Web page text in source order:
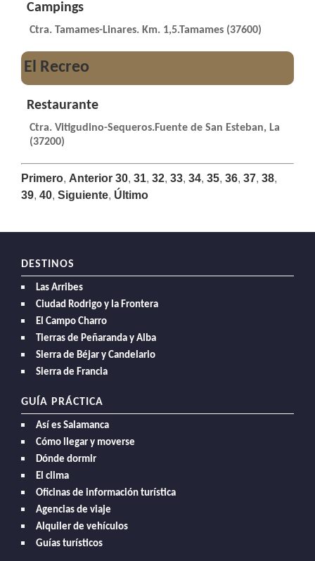
Campings
Ctra. Tamames-Linares. Km. 1,5.Tamames (37600)
El Recreo
Restaurante
Ctra. Vitigudino-Sequeros.Fuente de San Esteban, La
(37200)
Primero, Anterior 30, 31, 32, 33, 34, 35, 36, 37, 38,
39, 40, Siguiente, Último
DESTINOS
Las Arribes
Ciudad Rodrigo y la Frontera
El Campo Charro
Tierras de Peñaranda y Alba
Sierra de Béjar y Candelario
Sierra de Francia
GUÍA PRÁCTICA
Así es Salamanca
Cómo llegar y moverse
Dónde dormir
El clima
Oficinas de información turística
Agencias de viaje
Alquiler de vehículos
Guías turísticos